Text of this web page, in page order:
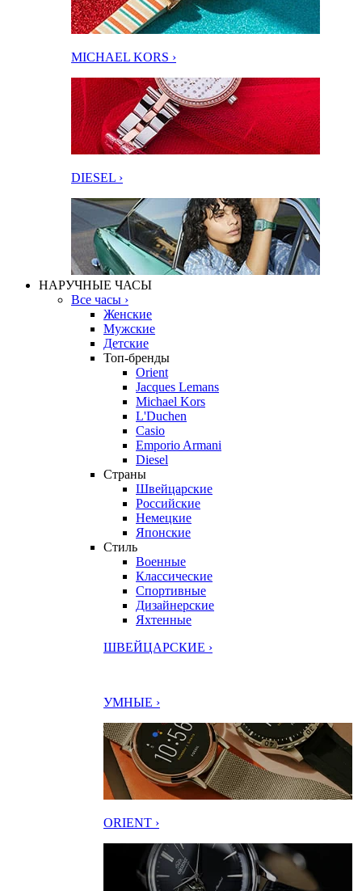
MICHAEL KORS ›
DIESEL ›
НАРУЧНЫЕ ЧАСЫ
Все часы ›
Женские
Мужские
Детские
Топ-бренды
Orient
Jacques Lemans
Michael Kors
L'Duchen
Casio
Emporio Armani
Diesel
Страны
Швейцарские
Российские
Немецкие
Японские
Стиль
Военные
Классические
Спортивные
Дизайнерские
Яхтенные
ШВЕЙЦАРСКИЕ ›
УМНЫЕ ›
ORIENT ›